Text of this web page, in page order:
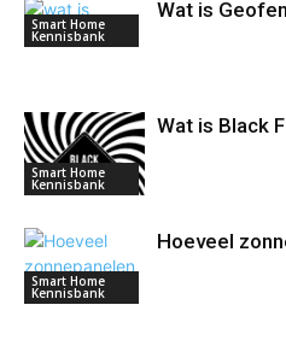
Smart Home
Kennisbank
Wat is
Smart Home
Kennisbank
Wat is Black
Smart Home
Kennisbank
Hoeveel